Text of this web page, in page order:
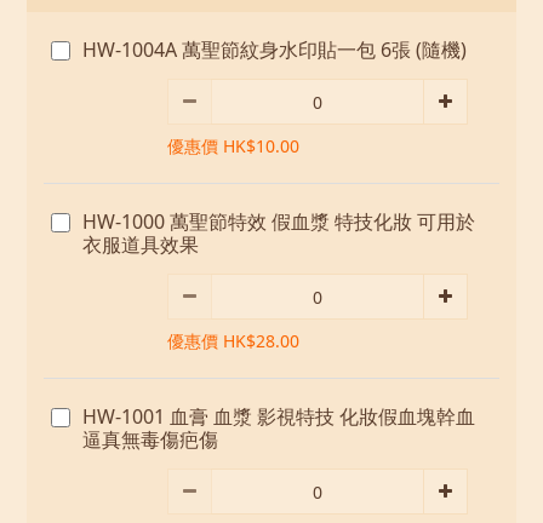
HW-1004A 萬聖節紋身水印貼一包 6張 (隨機)
優惠價 HK$10.00
HW-1000 萬聖節特效 假血漿 特技化妝 可用於
衣服道具效果
優惠價 HK$28.00
HW-1001 血膏 血漿 影視特技 化妝假血塊幹血
逼真無毒傷疤傷